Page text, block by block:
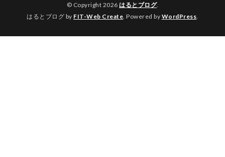
© Copyright 2026 はるとブログ.
はるとブログ by FIT-Web Create . Powered by WordPress